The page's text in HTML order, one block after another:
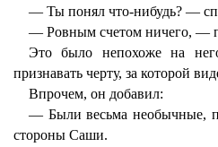
— Ты понял что-нибудь? —
— Ровным счетом ничего, —
Это было непохоже на
признавать черту, за которой
Впрочем, он добавил:
— Были весьма необычные,
стороны Саши.